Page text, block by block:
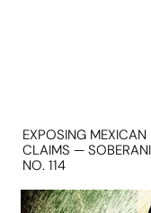
EXPOSING MEXICAN
CLAIMS —
NO. 114